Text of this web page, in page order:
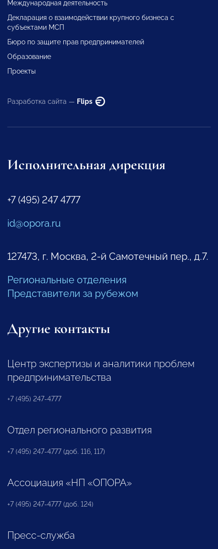
Международная деятельность
Декларация о взаимодействии крупного бизнеса с
субъектами МСП
Бюро по защите прав предпринимателей
Образование
Проекты
Разработка сайта — Flips
Исполнительная дирекция
+7 (495) 247 4777
id@opora.ru
127473, г. Москва, 2-й Самотечный пер., д.7.
Региональные отделения
Представители за рубежом
Другие контакты
Центр экспертизы и аналитики проблем
предпринимательства
+7 (495) 247-4777
Отдел регионального развития
+7 (495) 247-4777 (доб. 116, 117)
Ассоциация «НП «ОПОРА»
+7 (495) 247-4777 (доб. 124)
Пресс-служба